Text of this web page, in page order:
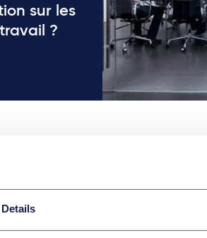
Details
sur les
?
insights